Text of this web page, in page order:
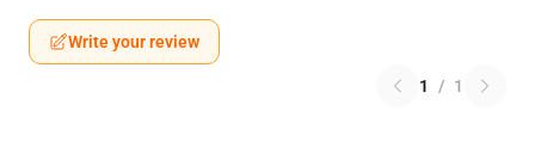
Write your review
1 / 1